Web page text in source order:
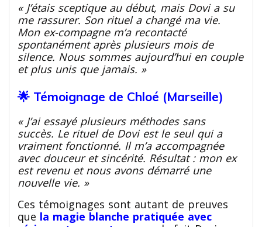
« J’étais sceptique au début, mais Dovi a su
me rassurer. Son rituel a changé ma vie.
Mon ex-compagne m’a recontacté
spontanément après plusieurs mois de
silence. Nous sommes aujourd’hui en couple
et plus unis que jamais. »
🌟 Témoignage de Chloé (Marseille)
« J’ai essayé plusieurs méthodes sans
succès. Le rituel de Dovi est le seul qui a
vraiment fonctionné. Il m’a accompagnée
avec douceur et sincérité. Résultat : mon ex
est revenu et nous avons démarré une
nouvelle vie. »
Ces témoignages sont autant de preuves
que la magie blanche pratiquée avec